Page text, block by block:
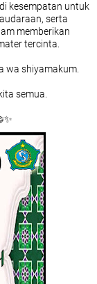
kesempatan untuk
serta
memberikan
tercinta.
wa shiyamakum.
semua.